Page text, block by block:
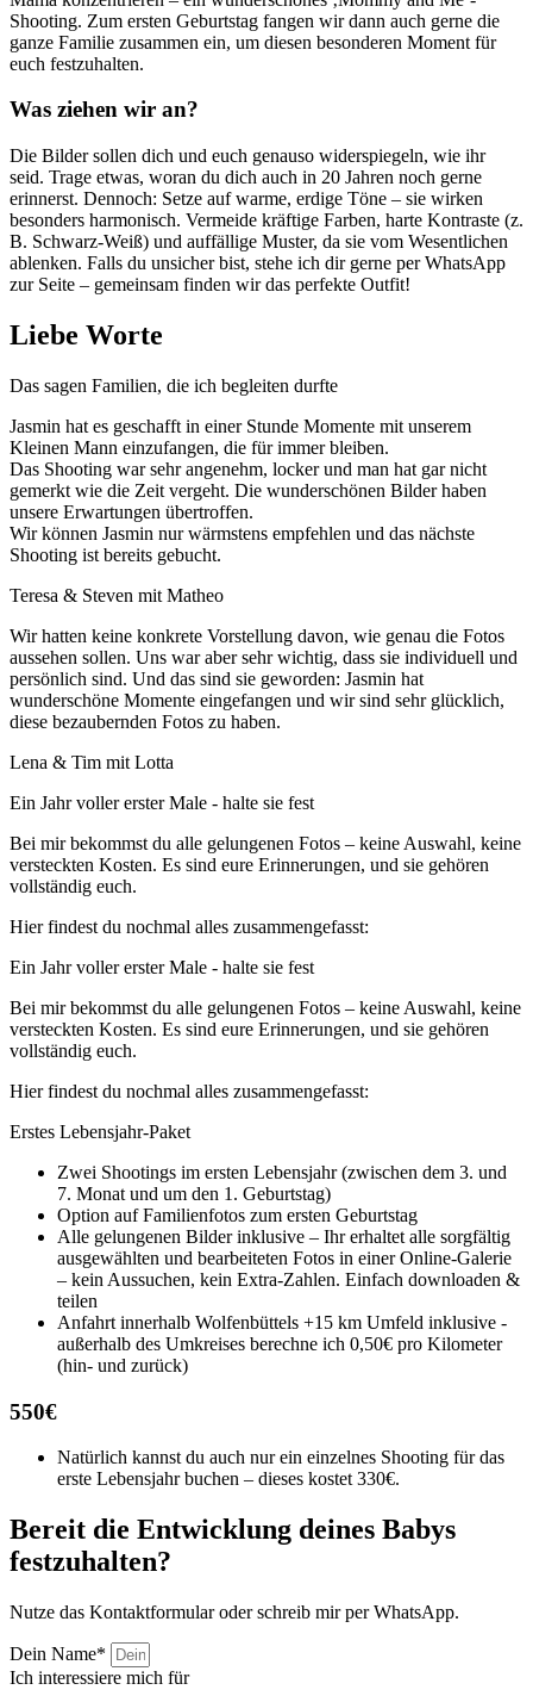
Shooting. Zum ersten Geburtstag fangen wir dann auch gerne die
ganze Familie zusammen ein, um diesen besonderen Moment für
euch festzuhalten.
Was ziehen wir an?
Die Bilder sollen dich und euch genauso widerspiegeln, wie ihr
seid. Trage etwas, woran du dich auch in 20 Jahren noch gerne
erinnerst. Dennoch: Setze auf warme, erdige Töne – sie wirken
besonders harmonisch. Vermeide kräftige Farben, harte Kontraste (z.
B. Schwarz-Weiß) und auffällige Muster, da sie vom Wesentlichen
ablenken. Falls du unsicher bist, stehe ich dir gerne per WhatsApp
zur Seite – gemeinsam finden wir das perfekte Outfit!
Liebe Worte
Das sagen Familien, die ich begleiten durfte
Jasmin hat es geschafft in einer Stunde Momente mit unserem
Kleinen Mann einzufangen, die für immer bleiben.
Das Shooting war sehr angenehm, locker und man hat gar nicht
gemerkt wie die Zeit vergeht. Die wunderschönen Bilder haben
unsere Erwartungen übertroffen.
Wir können Jasmin nur wärmstens empfehlen und das nächste
Shooting ist bereits gebucht.
Teresa & Steven mit Matheo
Wir hatten keine konkrete Vorstellung davon, wie genau die Fotos
aussehen sollen. Uns war aber sehr wichtig, dass sie individuell und
persönlich sind. Und das sind sie geworden: Jasmin hat
wunderschöne Momente eingefangen und wir sind sehr glücklich,
diese bezaubernden Fotos zu haben.
Lena & Tim mit Lotta
Ein Jahr voller erster Male - halte sie fest
Bei mir bekommst du alle gelungenen Fotos – keine Auswahl, keine
versteckten Kosten. Es sind eure Erinnerungen, und sie gehören
vollständig euch.
Hier findest du nochmal alles zusammengefasst:
Ein Jahr voller erster Male - halte sie fest
Bei mir bekommst du alle gelungenen Fotos – keine Auswahl, keine
versteckten Kosten. Es sind eure Erinnerungen, und sie gehören
vollständig euch.
Hier findest du nochmal alles zusammengefasst:
Erstes Lebensjahr-Paket
Zwei Shootings im ersten Lebensjahr (zwischen dem 3. und
7. Monat und um den 1. Geburtstag)
Option auf Familienfotos zum ersten Geburtstag
Alle gelungenen Bilder inklusive – Ihr erhaltet alle sorgfältig
ausgewählten und bearbeiteten Fotos in einer Online-Galerie
– kein Aussuchen, kein Extra-Zahlen. Einfach downloaden &
teilen
Anfahrt innerhalb Wolfenbüttels +15 km Umfeld inklusive -
außerhalb des Umkreises berechne ich 0,50€ pro Kilometer
(hin- und zurück)
550€
Natürlich kannst du auch nur ein einzelnes Shooting für das
erste Lebensjahr buchen – dieses kostet 330€.
Bereit die Entwicklung deines Babys
festzuhalten?
Nutze das Kontaktformular oder schreib mir per WhatsApp.
Dein Name*
Ich interessiere mich für